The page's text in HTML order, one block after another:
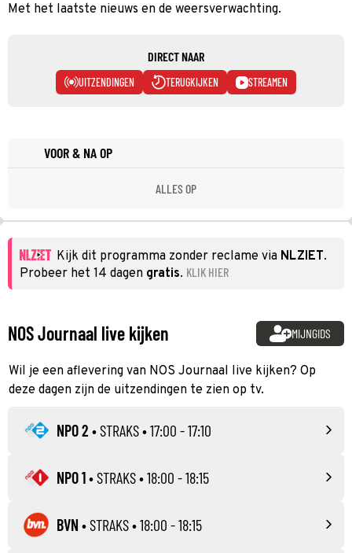
Met het laatste nieuws en de weersverwachting.
DIRECT NAAR
UITZENDINGEN TERUGKIJKEN STREAMEN
VOOR & NA OP
ALLES OP
Kijk dit programma zonder reclame via NLZIET.
Probeer het 14 dagen gratis. KLIK HIER
NOS Journaal live kijken MIJNGIDS
Wil je een aflevering van NOS Journaal live kijken? Op
deze dagen zijn de uitzendingen te zien op tv.
NPO 2 •STRAKS• 17:00 - 17:10
NPO 1•STRAKS• 18:00 - 18:15
BVN •STRAKS• 18:00 - 18:15